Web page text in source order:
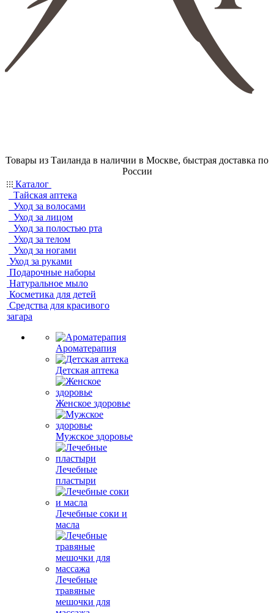
Товары из Таиланда в наличии в Москве, быстрая доставка по
России
Каталог
Тайская аптека
Уход за волосами
Уход за лицом
Уход за полостью рта
Уход за телом
Уход за ногами
Уход за руками
Подарочные наборы
Натуральное мыло
Косметика для детей
Средства для красивого
загара
Ароматерапия
Детская аптека
Женское здоровье
Мужское здоровье
Лечебные
пластыри
Лечебные соки и
масла
Лечебные
травяные
мешочки для